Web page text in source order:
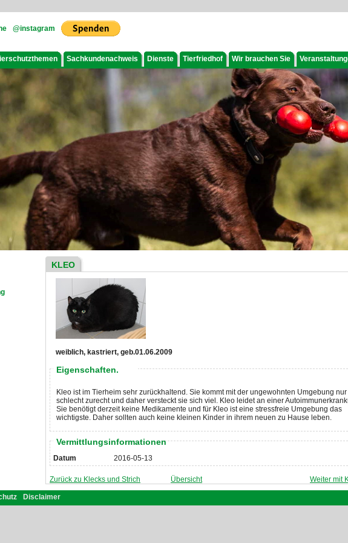
@instagram
Sachkundenachweis Dienste Tierfriedhof Wir brauchen Sie
KLEO
weiblich, kastriert, geb.01.06.2009
Eigenschaften.
Kleo ist im Tierheim sehr zurückhaltend. Sie kommt mit der ungewohnten Umgebung nur
schlecht zurecht und daher versteckt sie sich viel. Kleo leidet an einer
Sie benötigt derzeit keine Medikamente und für Kleo ist eine stressfreie Umgebung das
wichtigste. Daher sollten auch keine kleinen Kinder in ihrem neuen zu Hause leben.
Vermittlungsinformationen
Datum 2016-05-13
Zurück zu Klecks und Strich Übersicht Weiter mit
Disclaimer